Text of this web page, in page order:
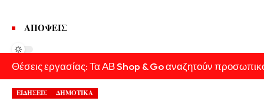
ΑΠΟΨΕΙΣ
Θέσεις εργασίας: Τα ΑΒ Shop & Go αναζητούν
ΕΙΔΗΣΕΙΣ ΔΗΜΟΤΙΚΑ